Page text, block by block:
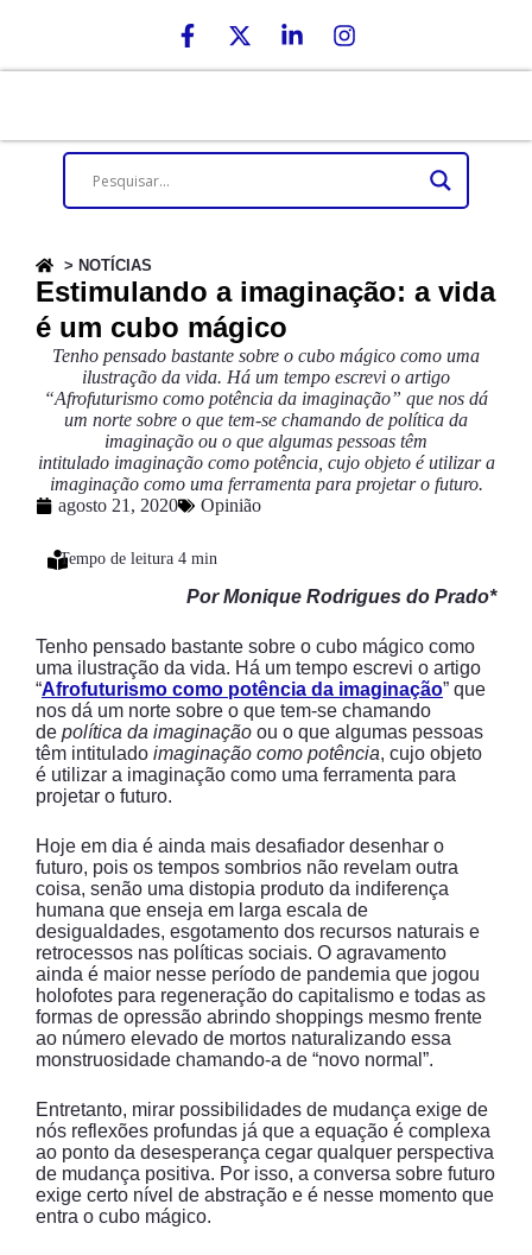
> NOTÍCIAS
Estimulando a imaginação: a vida
é um cubo mágico
Tenho pensado bastante sobre o cubo mágico como uma
ilustração da vida. Há um tempo escrevi o artigo
“Afrofuturismo como potência da imaginação” que nos dá
um norte sobre o que tem-se chamando de política da
imaginação ou o que algumas pessoas têm
intitulado imaginação como potência, cujo objeto é utilizar a
imaginação como uma ferramenta para projetar o futuro.
agosto 21, 2020
Opinião
Por Monique Rodrigues do Prado*
Tenho pensado bastante sobre o cubo mágico como
uma ilustração da vida. Há um tempo escrevi o artigo
“Afrofuturismo como potência da imaginação” que
nos dá um norte sobre o que tem-se chamando
de política da imaginação ou o que algumas pessoas
têm intitulado imaginação como potência, cujo objeto
é utilizar a imaginação como uma ferramenta para
projetar o futuro.
Hoje em dia é ainda mais desafiador desenhar o
futuro, pois os tempos sombrios não revelam outra
coisa, senão uma distopia produto da indiferença
humana que enseja em larga escala de
desigualdades, esgotamento dos recursos naturais e
retrocessos nas políticas sociais. O agravamento
ainda é maior nesse período de pandemia que jogou
holofotes para regeneração do capitalismo e todas as
formas de opressão abrindo shoppings mesmo frente
ao número elevado de mortos naturalizando essa
monstruosidade chamando-a de “novo normal”.
Entretanto, mirar possibilidades de mudança exige de
nós reflexões profundas já que a equação é complexa
ao ponto da desesperança cegar qualquer perspectiva
de mudança positiva. Por isso, a conversa sobre futuro
exige certo nível de abstração e é nesse momento que
entra o cubo mágico.